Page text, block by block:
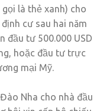
là thẻ xanh) cho
cư sau hai năm
đầu tư 500.000 USD
hoặc đầu tư trực
mại Mỹ.
Nha cho nhà đầu